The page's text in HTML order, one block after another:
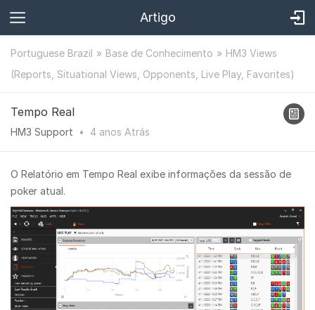
Artigo
Portuguese Brazil Base de Conhecimento
HM3 Views
(Reports, Situational Views, Opponents, Live Play, Favorites)
Tempo Real
HM3 Support • 4 anos Atrás
O Relatório em Tempo Real exibe informações da sessão de
poker atual.